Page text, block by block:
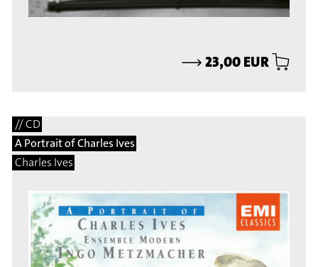
⟶23,00 EUR
// CD
A Portrait of Charles Ives
Charles Ives